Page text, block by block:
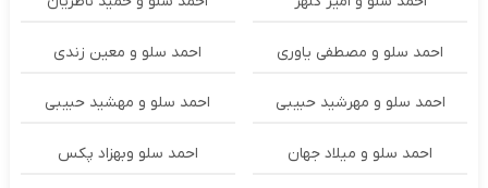
احمد سلو و مصطفی یاوری احمد سلو و معین زندی
احمد سلو و مهرشید حبیبی احمد سلو و مهشید حبیبی
احمد سلو و میلاد جهان احمد سلو وبهزاد پکس